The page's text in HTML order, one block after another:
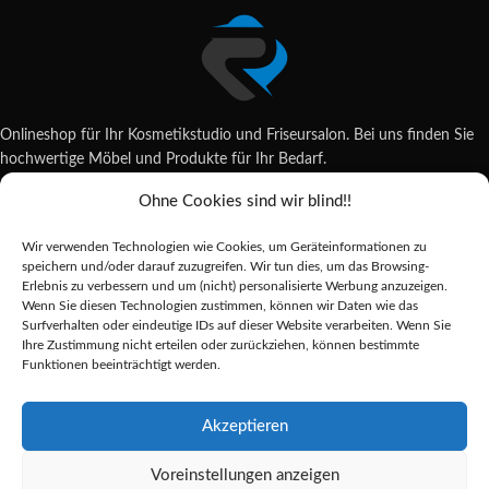
Ohne Cookies sind wir blind!!
Wir verwenden Technologien wie Cookies, um Geräteinformationen zu
speichern und/oder darauf zuzugreifen. Wir tun dies, um das Browsing-
Erlebnis zu verbessern und um (nicht) personalisierte Werbung anzuzeigen.
Wenn Sie diesen Technologien zustimmen, können wir Daten wie das
Surfverhalten oder eindeutige IDs auf dieser Website verarbeiten. Wenn Sie
Ihre Zustimmung nicht erteilen oder zurückziehen, können bestimmte
Funktionen beeinträchtigt werden.
Akzeptieren
Voreinstellungen anzeigen
Onlineshop für Ihr Kosmetikstudio und Friseursalon. Bei uns finden Sie
hochwertige Möbel und Produkte für Ihr Bedarf.
Wildsachsener Str. 6, 65207 Wiesbaden
shop@reda-shop.de
REDA SHOP - Hochwertige Studio Ausstattung
2025.
Alle Preise inkl. der gesetzlichen MwSt.
Die durchgestrichenen Preise entsprechen dem bisherigen Preis in diesem
Online-Shop.